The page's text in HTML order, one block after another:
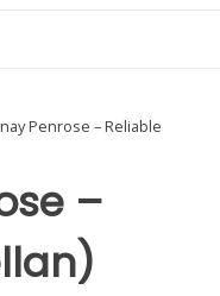
–
Penrose – Reliable